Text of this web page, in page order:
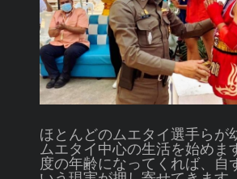
ほとんどのムエタイ選手らが
ムエタイ中心の生活を始めま
度の年齢になってくれば、自